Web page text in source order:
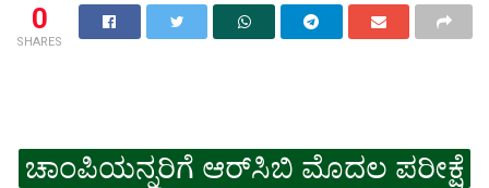
0
SHARES
ಚಾಂಪಿಯನ್ನರಿಗೆ ಆರ್‌ಸಿಬಿ ಮೊದಲ ಪರೀಕ್ಷೆ